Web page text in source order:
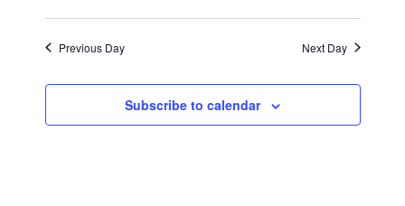
Previous Day Next Day
Subscribe to calendar